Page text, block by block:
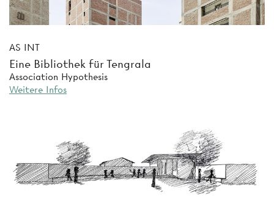
AS INT
Eine Bibliothek für Tengrala
Association Hypothesis
Weitere Infos